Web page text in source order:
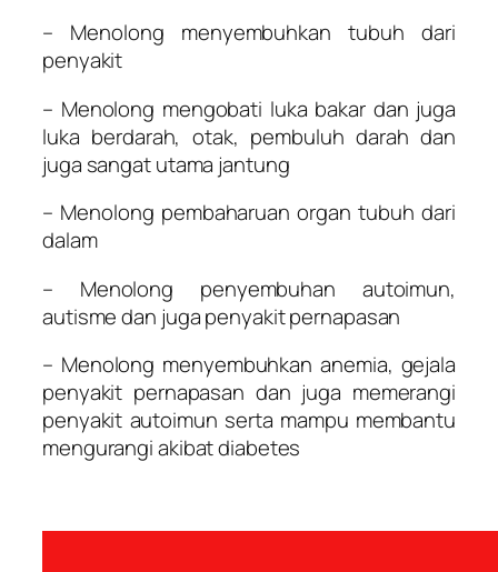
– Menolong menyembuhkan tubuh dari
penyakit
– Menolong mengobati luka bakar dan juga
luka berdarah, otak, pembuluh darah dan
juga sangat utama jantung
– Menolong pembaharuan organ tubuh dari
dalam
– Menolong penyembuhan autoimun,
autisme dan juga penyakit pernapasan
– Menolong menyembuhkan anemia, gejala
penyakit pernapasan dan juga memerangi
penyakit autoimun serta mampu membantu
mengurangi akibat diabetes